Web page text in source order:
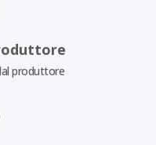
produttore